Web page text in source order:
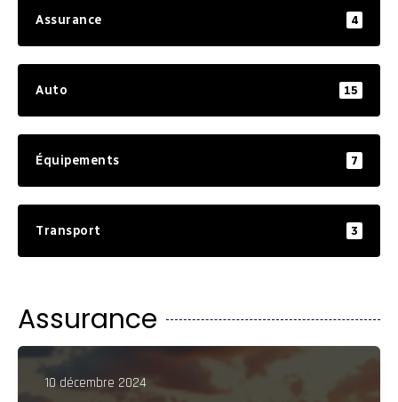
Assurance 4
Auto 15
Équipements 7
Transport 3
Assurance
10 décembre 2024